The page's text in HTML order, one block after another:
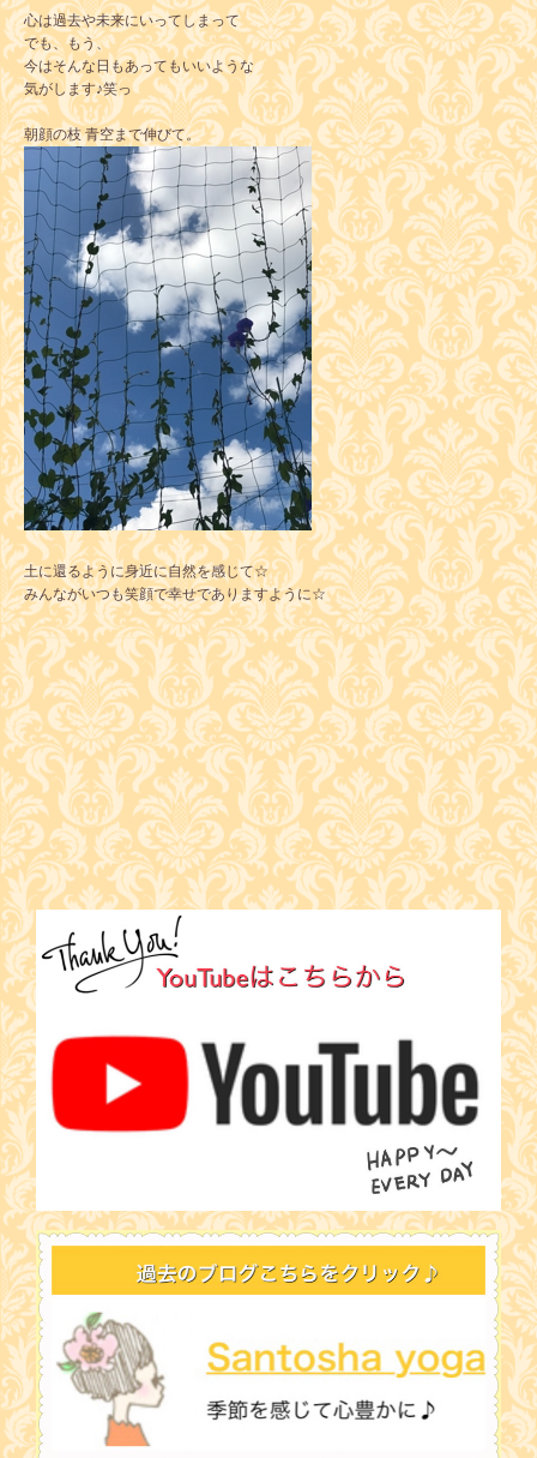
心は過去や未来にいってしまって
でも、もう、
今はそんな日もあってもいいような
気がします♪笑っ
朝顔の枝 青空まで伸びて。
土に還るように身近に自然を感じて☆
みんながいつも笑顔で幸せでありますように☆